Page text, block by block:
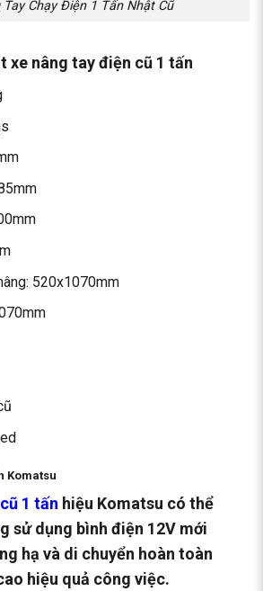
Tay Chạy Điện 1 Tấn Nhật Cũ
xe nâng tay điện cũ 1 tấn
520x1070mm
Komatsu
1 tấn hiệu Komatsu có thể
sử dụng bình điện 12V mới
hạ và di chuyển hoàn toàn
hiệu quả công việc.